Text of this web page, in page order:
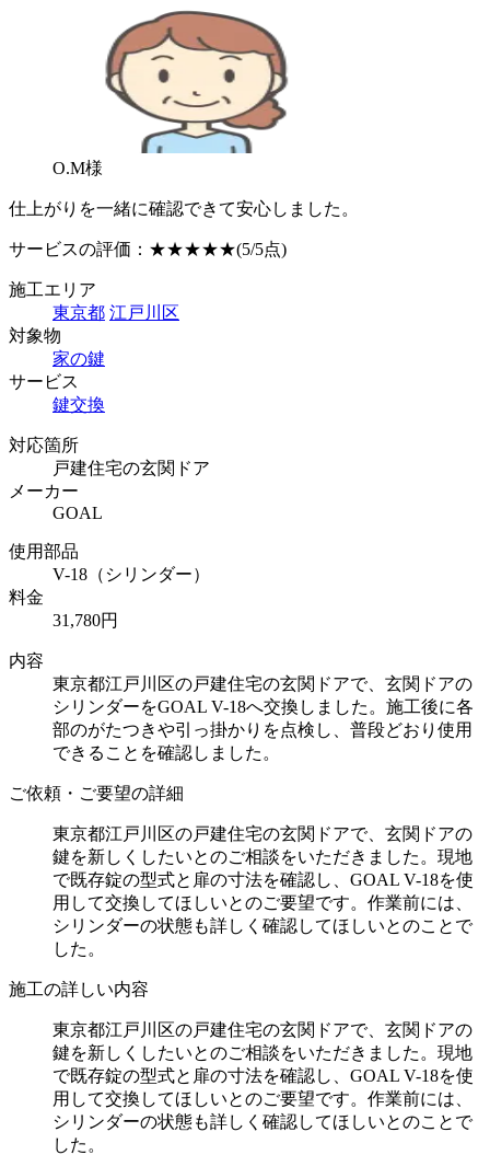
O.M様
仕上がりを一緒に確認できて安心しました。
サービスの評価： ★★★★★(5/5点)
施工エリア
東京都 江戸川区
対象物
家の鍵
サービス
鍵交換
対応箇所
戸建住宅の玄関ドア
メーカー
GOAL
使用部品
V-18（シリンダー）
料金
31,780円
内容
東京都江戸川区の戸建住宅の玄関ドアで、玄関ドアの
シリンダーをGOAL V-18へ交換しました。施工後に各
部のがたつきや引っ掛かりを点検し、普段どおり使用
できることを確認しました。
ご依頼・ご要望の詳細
東京都江戸川区の戸建住宅の玄関ドアで、玄関ドアの
鍵を新しくしたいとのご相談をいただきました。現地
で既存錠の型式と扉の寸法を確認し、GOAL V-18を使
用して交換してほしいとのご要望です。作業前には、
シリンダーの状態も詳しく確認してほしいとのことで
した。
施工の詳しい内容
東京都江戸川区の戸建住宅の玄関ドアで、玄関ドアの
鍵を新しくしたいとのご相談をいただきました。現地
で既存錠の型式と扉の寸法を確認し、GOAL V-18を使
用して交換してほしいとのご要望です。作業前には、
シリンダーの状態も詳しく確認してほしいとのことで
した。